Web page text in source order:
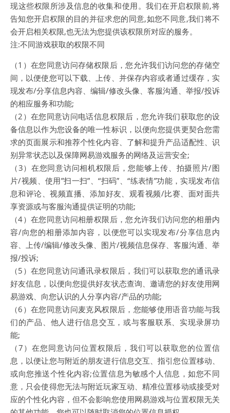
现这些权限所涉及信息的收集和使用。我们在开启权限前,将
告知您开启权限的目的并征求您的同意,如您不同意,我们将不
会开启相关权限,也无法为您提供该权限所对应的服务。
注:不同游戏获取的权限不同
（1）在您同意访问存储权限后，您允许我们访问您的存储空
间，以便使您可以下载、上传、并保存内容或者通过缓存，实
现发布/分享信息内容、编辑/修改头像、客服沟通、举报/投诉
的相应服务和功能;
（2）在您同意访问电话信息权限后，您允许我们获取您的设
备信息以作为您设备的唯一性标识，以便向您提供更契合您需
求的页面展示和推荐个性化内容、了解和提升产品适配性、识
别异常状态以及保障网易游戏服务的网络及运营安全;
（3）在您同意访问相机权限后，您能够上传、拍摄照片/图
片/视频、使用”扫一扫”、“扫码”、“练表情”功能，实现发布信
息和评论、视频直播、添加好友、观看视频/比赛、面对面共
享资源或与客服沟通提供证明的功能;
（4）在您同意访问相册权限后，您允许我们访问您的相册内
容/向您的相册添加内容，以便您可以实现发布/分享信息内
容、上传/编辑/修改头像、图片/视频信息保存、客服沟通、举
报/投诉;
（5）在您同意访问通讯录权限后，我们可以获取您的通讯录
好友信息，以便向您提供好友状态查询、邀请您的好友使用网
易游戏、向您认识的人分享内容/产品的功能;
（6）在您同意访问麦克风权限后，您能够使用语音功能与我
们的产品、他人进行信息交互，或与客服联系、实现录屏功
能;
（7）在您同意访问位置权限后，我们可以获取您的位置信
息，以便让您与附近的朋友进行信息交互、指引您位置移动、
或向您推送个性化内容;位置信息为敏感个人信息，如您不同
意，只会使得您无法与附近玩家互动、精准位置移动或接受对
应的个性化内容，但不会影响您使用网易游戏与位置权限无关